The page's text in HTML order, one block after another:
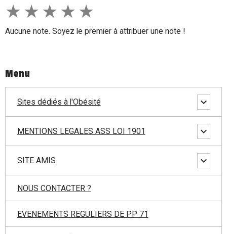
★ ★ ★ ★ ★
Aucune note. Soyez le premier à attribuer une note !
Menu
Sites dédiés à l'Obésité
MENTIONS LEGALES ASS LOI 1901
SITE AMIS
NOUS CONTACTER ?
EVENEMENTS REGULIERS DE PP 71